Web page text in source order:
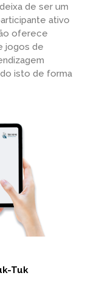
de ser um
ativo
oferece
jogos de
isto de forma
Tuk